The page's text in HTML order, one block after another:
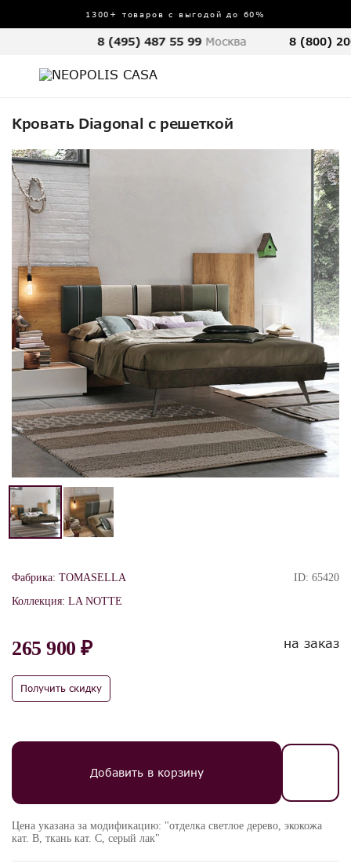
1300+ товаров с выгодой до 60%
8 (495) 487 55 99 Москва 8 (800)
Кровать Diagonal с решеткой
Фабрика: TOMASELLA
Коллекция: LA NOTTE
ID: 65420
265 900 ₽
Получить скидку
на заказ
Добавить в корзину
Цена указана за модификацию: "отделка светлое дерево, экокожа
кат. B, ткань кат. C, серый лак"